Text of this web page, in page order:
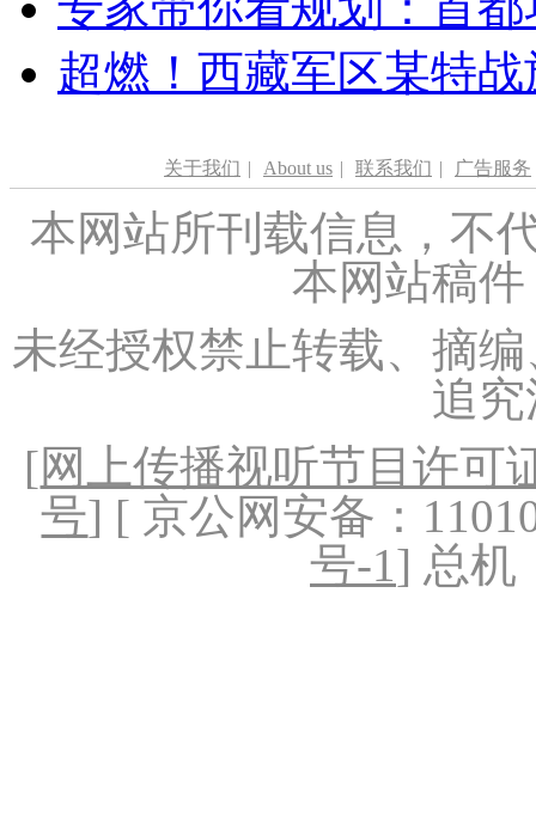
超燃！西藏军区某特
关于我们 | About us | 联系我们 | 广告服务
本网站所刊载信息，不
本网站稿
未经授权禁止转载、摘
追
[网上传播视听节目许可
号] [ 京公网安备：
号-1] 总机